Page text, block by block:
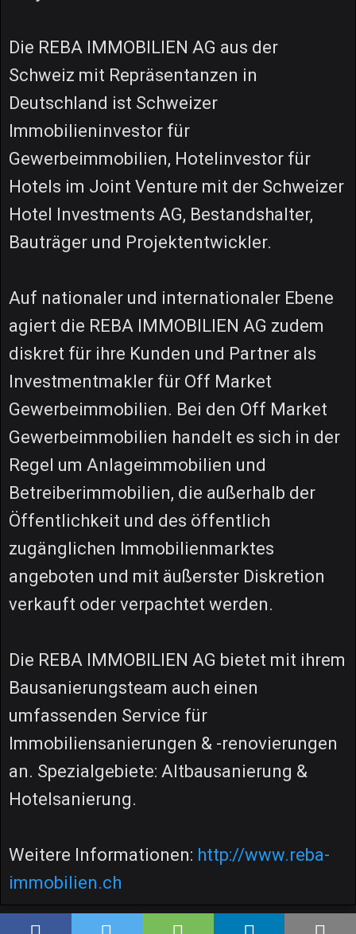
Die REBA IMMOBILIEN AG aus der
Schweiz mit Repräsentanzen in
Deutschland ist Schweizer
Immobilieninvestor für
Gewerbeimmobilien, Hotelinvestor für
Hotels im Joint Venture mit der Schweizer
Hotel Investments AG, Bestandshalter,
Bauträger und Projektentwickler.
Auf nationaler und internationaler Ebene
agiert die REBA IMMOBILIEN AG zudem
diskret für ihre Kunden und Partner als
Investmentmakler für Off Market
Gewerbeimmobilien. Bei den Off Market
Gewerbeimmobilien handelt es sich in der
Regel um Anlageimmobilien und
Betreiberimmobilien, die außerhalb der
Öffentlichkeit und des öffentlich
zugänglichen Immobilienmarktes
angeboten und mit äußerster Diskretion
verkauft oder verpachtet werden.
Die REBA IMMOBILIEN AG bietet mit ihrem
Bausanierungsteam auch einen
umfassenden Service für
Immobiliensanierungen & -renovierungen
an. Spezialgebiete: Altbausanierung &
Hotelsanierung.
Weitere Informationen: http://www.reba-
immobilien.ch